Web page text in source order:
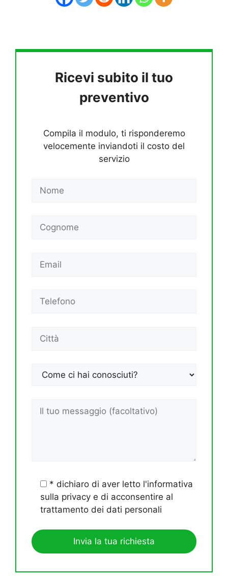
Ricevi subito il tuo
preventivo
Compila il modulo, ti risponderemo
velocemente inviandoti il costo del
servizio
* dichiaro di aver letto l'informativa
sulla privacy e di acconsentire al
trattamento dei dati personali